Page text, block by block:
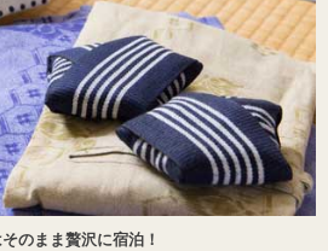
のまま贅沢に宿泊！